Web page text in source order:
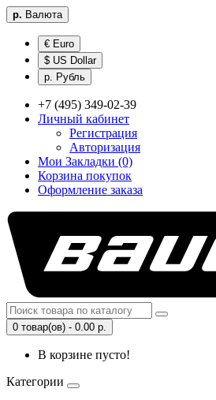
р. Валюта
€ Euro
$ US Dollar
р. Рубль
+7 (495) 349-02-39
Личный кабинет
Регистрация
Авторизация
Мои Закладки (0)
Корзина покупок
Оформление заказа
0 товар(ов) - 0.00 р.
В корзине пусто!
Категории